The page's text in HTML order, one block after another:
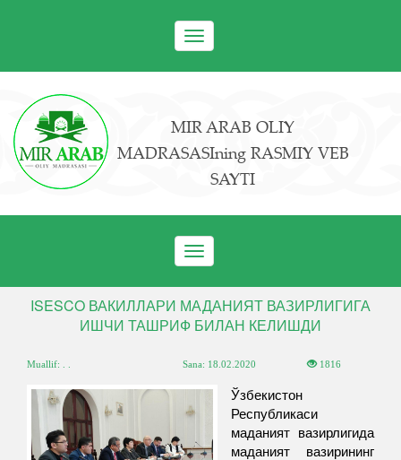
Toggle
navigation
MIR ARAB OLIY
MADRASASIning RASMIY VEB
SAYTI
Toggle
navigation
ISESCO ВАКИЛЛАРИ МАДАНИЯТ ВАЗИРЛИГИГА
ИШЧИ ТАШРИФ БИЛАН КЕЛИШДИ
Muallif: . . Sana: 18.02.2020 1816
Ўзбекистон
Республикаси
маданият вазирлигида
маданият вазирининг